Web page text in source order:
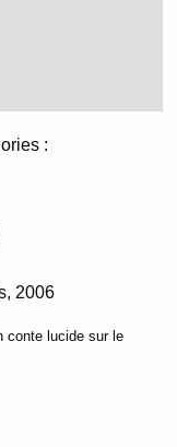
:
2006
conte lucide sur le